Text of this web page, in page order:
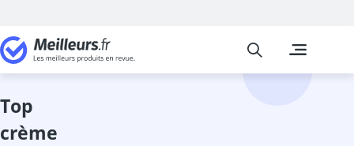
Beauté et
Ampoule
Meilleurs
top
crème